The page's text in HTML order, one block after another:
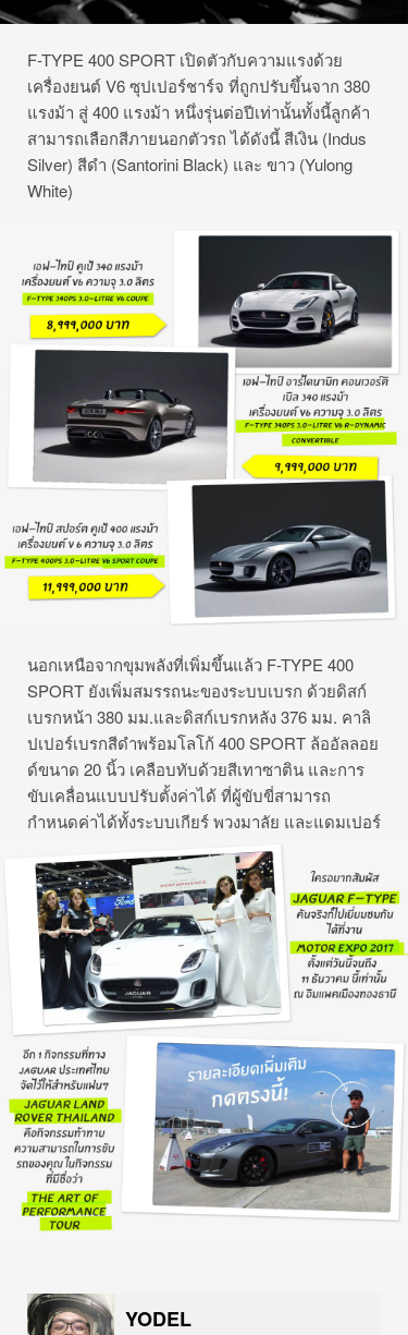
F-TYPE 400 SPORT เปิดตัวกับความแรงด้วย
เครื่องยนต์ V6 ซุปเปอร์ชาร์จ ที่ถูกปรับขึ้นจาก 380
แรงม้า สู่ 400 แรงม้า หนึ่งรุ่นต่อปีเท่านั้นทั้งนี้ลูกค้า
สามารถเลือกสีภายนอกตัวรถ ได้ดังนี้ สีเงิน (Indus
Silver) สีดำ (Santorini Black) และ ขาว (Yulong
White)
นอกเหนือจากขุมพลังที่เพิ่มขึ้นแล้ว F-TYPE 400
SPORT ยังเพิ่มสมรรถนะของระบบเบรก ด้วยดิสก์
เบรกหน้า 380 มม.และดิสก์เบรกหลัง 376 มม. คาลิ
ปเปอร์เบรกสีดำพร้อมโลโก้ 400 SPORT ล้ออัลลอย
ด์ขนาด 20 นิ้ว เคลือบทับด้วยสีเทาซาติน และการ
ขับเคลื่อนแบบปรับตั้งค่าได้ ที่ผู้ขับขี่สามารถ
กำหนดค่าได้ทั้งระบบเกียร์ พวงมาลัย และแดมเปอร์
YODEL